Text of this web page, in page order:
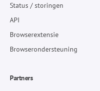
Status / storingen
API
Browserextensie
Browserondersteuning
Partners